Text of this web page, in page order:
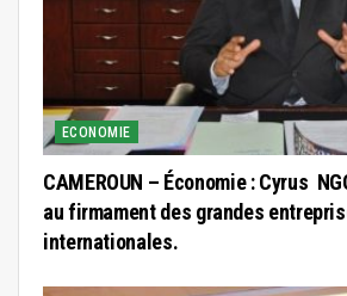
ECONOMIE
CAMEROUN – Économie : Cyrus
au firmament des grandes
internationales.